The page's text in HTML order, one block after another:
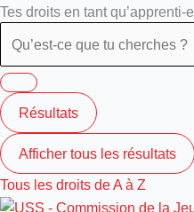
Tes droits en tant qu’apprenti-e
Résultats
Afficher tous les résultats
Tous les droits de A à Z